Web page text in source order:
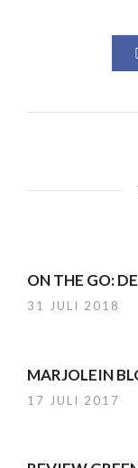
ON THE GO:
31 JULI 2018
MARJOLEIN
17 JULI 2017